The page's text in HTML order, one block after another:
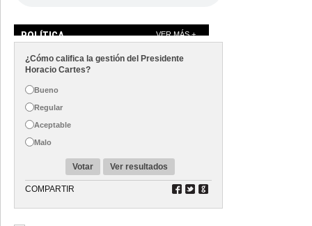
POLÍTICA VER MÁS +
¿Cómo califica la gestión del Presidente
Horacio Cartes?
Bueno
Regular
Aceptable
Malo
Votar Ver resultados
COMPARTIR